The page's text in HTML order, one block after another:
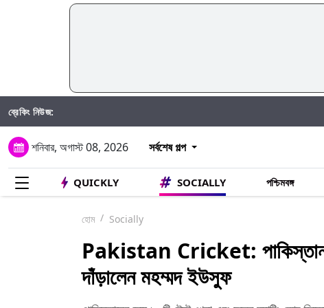
ব্রেকিং নিউজ:
শনিবার, অগাস্ট 08, 2026 সর্বশেষ গল্প
QUICKLY SOCIALLY পশ্চিমবঙ্গ
হোম Socially
Pakistan Cricket: পাকিস্তান
দাঁড়ালেন মহম্মদ ইউসুফ